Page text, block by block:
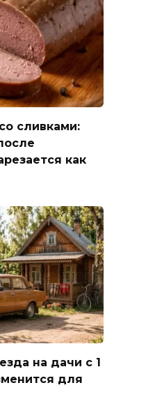
сливками:
как
на дачи с 1
для